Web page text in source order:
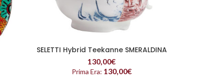
READ MORE
SELETTI Hybrid Teekanne SMERALDINA
130,00€
Prima Era: 130,00€